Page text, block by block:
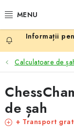
PROMOTII
ȘAH
PIESE DE ȘAH
TABLE DE ȘAH
Calculatoare de
de șah
+ Transport